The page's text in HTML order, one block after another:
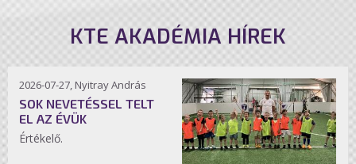
KTE AKADÉMIA HÍREK
2026-07-27, Nyitray András
SOK NEVETÉSSEL TELT
EL AZ ÉVÜK
Értékelő.